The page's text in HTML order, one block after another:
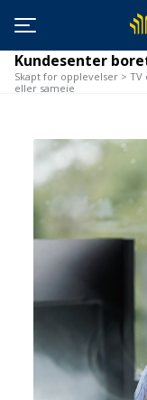
Kundesenter
Skapt for opplevelser >
eller sameie